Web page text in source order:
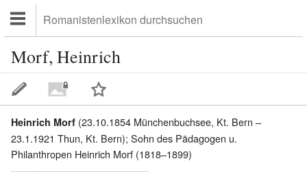
Morf, Heinrich
Heinrich Morf (23.10.1854 Münchenbuchsee, Kt. Bern –
23.1.1921 Thun, Kt. Bern); Sohn des Pädagogen u.
Philanthropen Heinrich Morf (1818–1899)